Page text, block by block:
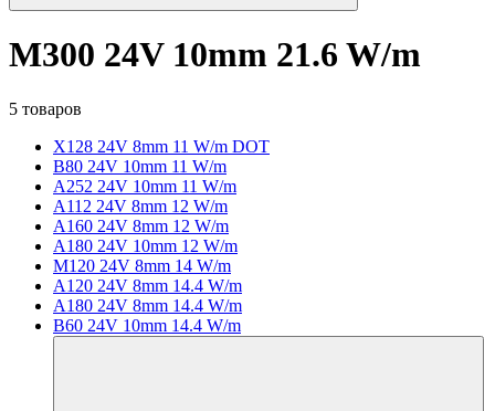
M300 24V 10mm 21.6 W/m
5 товаров
X128 24V 8mm 11 W/m DOT
B80 24V 10mm 11 W/m
A252 24V 10mm 11 W/m
A112 24V 8mm 12 W/m
A160 24V 8mm 12 W/m
A180 24V 10mm 12 W/m
M120 24V 8mm 14 W/m
A120 24V 8mm 14.4 W/m
A180 24V 8mm 14.4 W/m
B60 24V 10mm 14.4 W/m